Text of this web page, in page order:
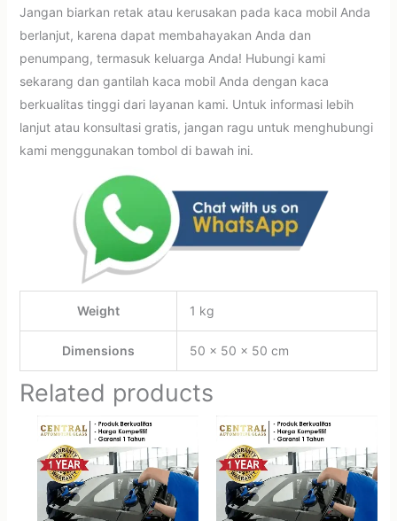
Jangan biarkan retak atau kerusakan pada kaca mobil Anda
berlanjut, karena dapat membahayakan Anda dan
penumpang, termasuk keluarga Anda! Hubungi kami
sekarang dan gantilah kaca mobil Anda dengan kaca
berkualitas tinggi dari layanan kami. Untuk informasi lebih
lanjut atau konsultasi gratis, jangan ragu untuk menghubungi
kami menggunakan tombol di bawah ini.
Weight 1 kg
Dimensions 50 × 50 × 50 cm
Related products